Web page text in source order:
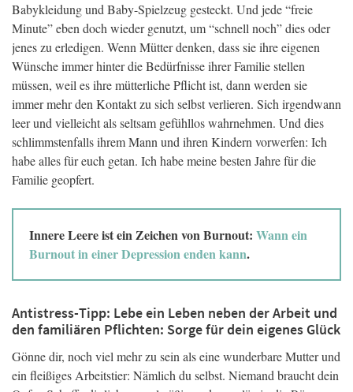
Babykleidung und Baby-Spielzeug gesteckt. Und jede “freie
Minute” eben doch wieder genutzt, um “schnell noch” dies oder
jenes zu erledigen. Wenn Mütter denken, dass sie ihre eigenen
Wünsche immer hinter die Bedürfnisse ihrer Familie stellen
müssen, weil es ihre mütterliche Pflicht ist, dann werden sie
immer mehr den Kontakt zu sich selbst verlieren. Sich irgendwann
leer und vielleicht als seltsam gefühllos wahrnehmen. Und dies
schlimmstenfalls ihrem Mann und ihren Kindern vorwerfen: Ich
habe alles für euch getan. Ich habe meine besten Jahre für die
Familie geopfert.
Innere Leere ist ein Zeichen von Burnout: Wann ein
Burnout in einer Depression enden kann.
Antistress-Tipp: Lebe ein Leben neben der Arbeit und
den familiären Pflichten: Sorge für dein eigenes Glück
Gönne dir, noch viel mehr zu sein als eine wunderbare Mutter und
ein fleißiges Arbeitstier: Nämlich du selbst. Niemand braucht dein